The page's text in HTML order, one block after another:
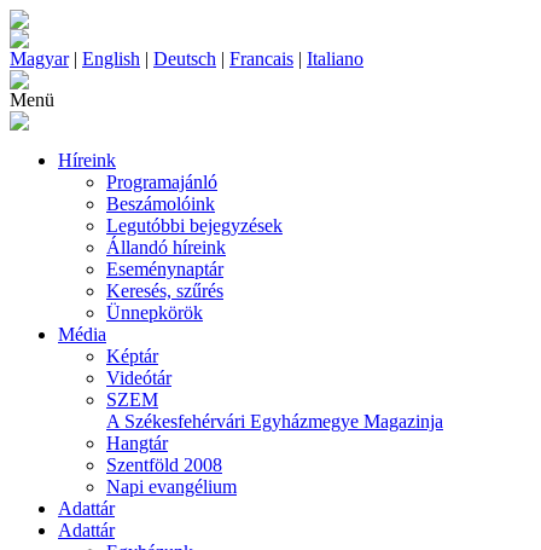
Magyar| English | Deutsch | Francais | Italiano
Menü
Híreink
Programajánló
Beszámolóink
Legutóbbi bejegyzések
Állandó híreink
Eseménynaptár
Keresés, szűrés
Ünnepkörök
Média
Képtár
Videótár
SZEM
A Székesfehérvári Egyházmegye Magazinja
Hangtár
Szentföld 2008
Napi evangélium
Adattár
Adattár